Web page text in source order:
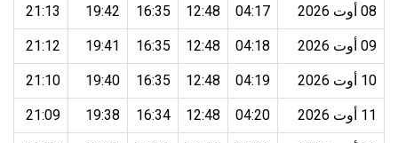
08 أوت 2026 04:17
12:48
16:35
19:42
21:13
09 أوت 2026 04:18
12:48
16:35
19:41
21:12
10 أوت 2026 04:19
12:48
16:35
19:40
21:10
11 أوت 2026 04:20
12:48
16:34
19:38
21:09